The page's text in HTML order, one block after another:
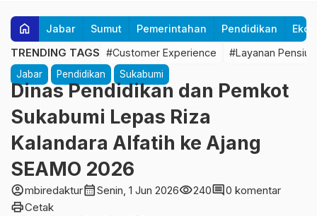
home Jabar Sumut Pemerintahan Pendidikan
TRENDING TAGS #Customer Experience #Layanan
Jabar Pendidikan Sukabumi
Dinas Pendidikan dan Pemkot
Sukabumi Lepas Riza
Kalandara Alfatih ke Ajang
SEAMO 2026
account_circlembiredakturcalendar_monthSenin, 1 Jun 2026visibility240comment0 komentar
printCetak